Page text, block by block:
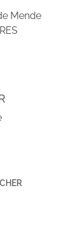
Mende